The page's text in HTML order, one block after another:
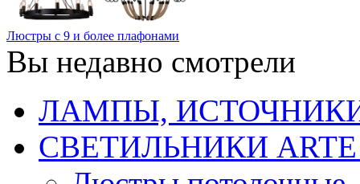
Люстры с 9 и более плафонами
Вы недавно смотрели
ЛАМПЫ,
СВЕТИЛЬНИКИ ARTE